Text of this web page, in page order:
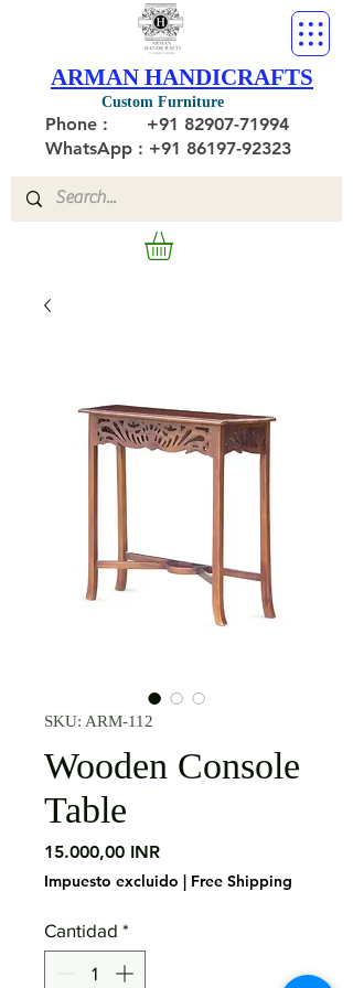
Custom Furniture
ARMAN HANDICRAFTS
Phone : +91 82907-71994
WhatsApp : +91 86197-92323
SKU: ARM-112
Wooden Console
Table
15.000,00 INRPrecio
Impuesto excluido | Free Shipping
Cantidad *